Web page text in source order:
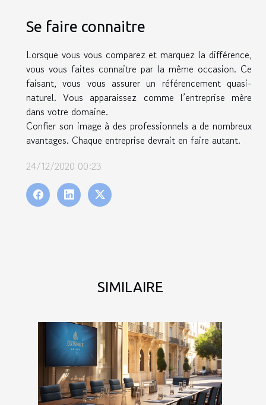
SIMILAIRE
Se faire connaitre
Lorsque vous vous comparez et marquez la différence,
vous vous faites connaitre par la même occasion. Ce
faisant, vous vous assurer un référencement quasi-
naturel. Vous apparaissez comme l’entreprise mère
dans votre domaine.
Confier son image à des professionnels a de nombreux
avantages. Chaque entreprise devrait en faire autant.
24/12/2020 00:23